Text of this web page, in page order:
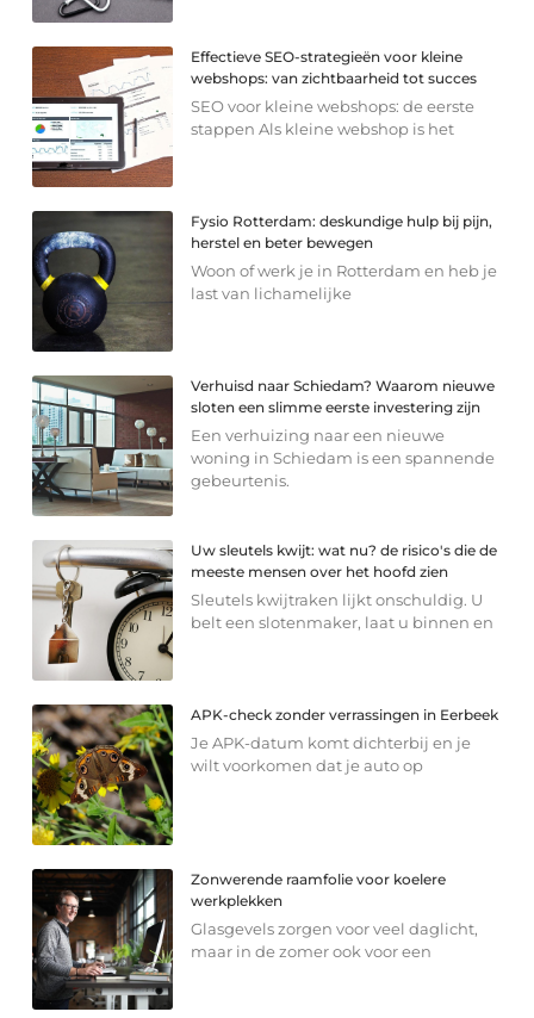
Effectieve SEO-strategieën voor kleine
webshops: van zichtbaarheid tot succes
SEO voor kleine webshops: de eerste
stappen Als kleine webshop is het
Fysio Rotterdam: deskundige hulp bij pijn,
herstel en beter bewegen
Woon of werk je in Rotterdam en heb je
last van lichamelijke
Verhuisd naar Schiedam? Waarom nieuwe
sloten een slimme eerste investering zijn
Een verhuizing naar een nieuwe
woning in Schiedam is een spannende
gebeurtenis.
Uw sleutels kwijt: wat nu? de risico's die de
meeste mensen over het hoofd zien
Sleutels kwijtraken lijkt onschuldig. U
belt een slotenmaker, laat u binnen en
APK-check zonder verrassingen in Eerbeek
Je APK-datum komt dichterbij en je
wilt voorkomen dat je auto op
Zonwerende raamfolie voor koelere
werkplekken
Glasgevels zorgen voor veel daglicht,
maar in de zomer ook voor een